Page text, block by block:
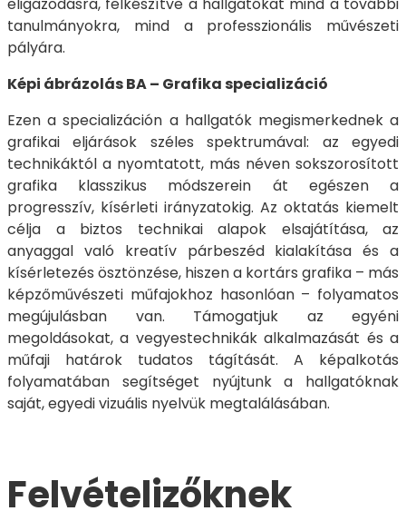
tanulmányokra, mind a professzionális művészeti
pályára.
Képi ábrázolás BA – Grafika specializáció
Ezen a specializáción a hallgatók megismerkednek a
grafikai eljárások széles spektrumával: az egyedi
technikáktól a nyomtatott, más néven sokszorosított
grafika klasszikus módszerein át egészen a
progresszív, kísérleti irányzatokig. Az oktatás kiemelt
célja a biztos technikai alapok elsajátítása, az
anyaggal való kreatív párbeszéd kialakítása és a
kísérletezés ösztönzése, hiszen a kortárs grafika – más
képzőművészeti műfajokhoz hasonlóan – folyamatos
megújulásban van. Támogatjuk az egyéni
megoldásokat, a vegyestechnikák alkalmazását és a
műfaji határok tudatos tágítását. A képalkotás
folyamatában segítséget nyújtunk a hallgatóknak
saját, egyedi vizuális nyelvük megtalálásában.
Felvételizőknek